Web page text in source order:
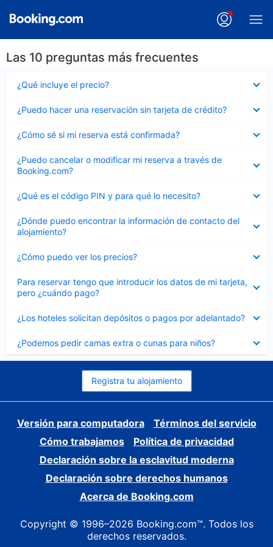
Las 10 preguntas más frecuentes
¿Qué incluye el precio?
cerrado
¿Puedo hacer una reservación sin tarjeta de crédito?
cerrado
¿Cómo sé si mi reserva está confirmada?
cerrado
¿Puedo cancelar o modificar mi reserva a través de
Booking.com?
cerrado
¿Qué es el código PIN y para qué lo necesito?
cerrado
¿Dónde puedo encontrar la información de contacto del
alojamiento?
cerrado
¿Cómo puedo ver los precios?
cerrado
Para reservar tengo que introducir los datos de mi tarjeta,
pero ¿cuándo pago?
cerrado
¿Los hoteles solicitan depósitos o pagos por adelantado?
cerrado
¿Podemos pedir camas extra o cunas para niños?
cerrado
Registra tu alojamiento
Versión para computadora
Términos del servicio
Cómo trabajamos
Política de privacidad
Declaración sobre la esclavitud moderna
Declaración sobre derechos humanos
Acerca de Booking.com
Copyright © 1996–2026 Booking.com™. Todos los
derechos reservados.